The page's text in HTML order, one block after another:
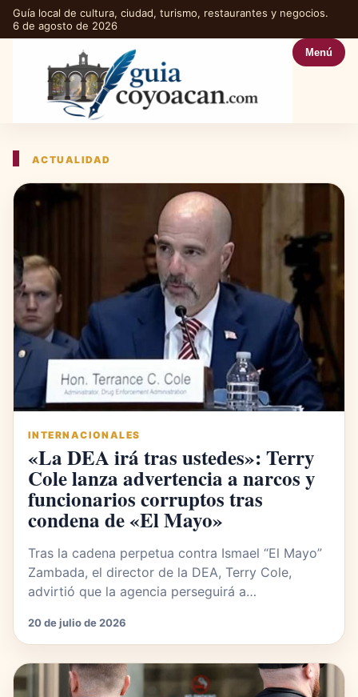
Guía local de cultura, ciudad, turismo, restaurantes y negocios.
6 de agosto de 2026
Menú
ACTUALIDAD
INTERNACIONALES
«La DEA irá tras ustedes»: Terry
Cole lanza advertencia a narcos y
funcionarios corruptos tras
condena de «El Mayo»
Tras la cadena perpetua contra Ismael “El Mayo”
Zambada, el director de la DEA, Terry Cole,
advirtió que la agencia perseguirá a…
20 de julio de 2026